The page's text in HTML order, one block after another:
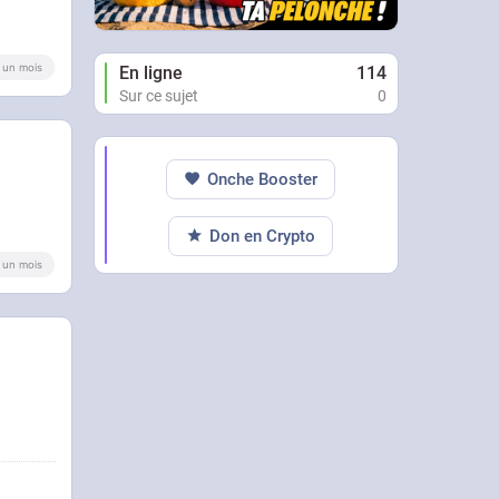
un mois
un mois
En ligne 114
Sur ce sujet 0
Onche Booster
Don en Crypto